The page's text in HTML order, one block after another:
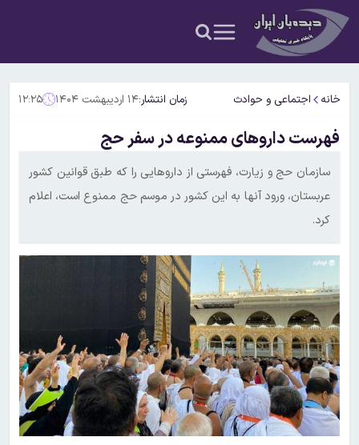
خانه اجتماعی و حوادث زمان انتشار:۱۴ اردیبهشت ۱۴۰۴ ۱۲:۲۵
فهرست داروهای ممنوعه در سفر حج
سازمان حج و زیارت، فهرستی از داروهایی را که طبق قوانین کشور
عربستان، ورود آنها به این کشور در موسم حج ممنوع است، اعلام
کرد.